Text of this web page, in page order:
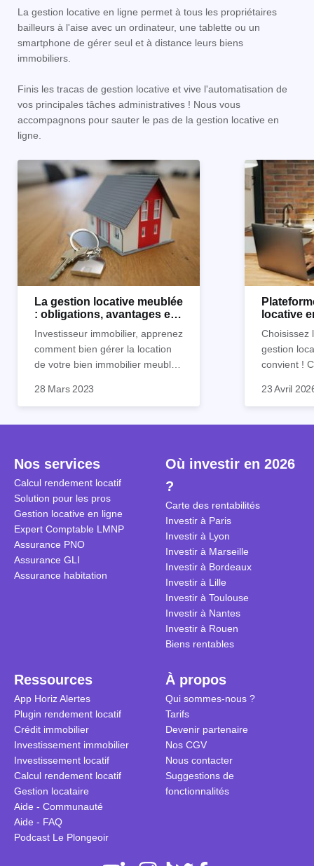
La gestion locative en ligne permet à tous les propriétaires
bailleurs à l'aise avec un ordinateur, une tablette ou un
smartphone de gérer seul et à distance leurs biens
immobiliers.
Finis les tracas de gestion locative et vive l'automatisation de
vos principales tâches administratives ! Nous vous
accompagnons pour sauter le pas de la gestion locative en
ligne.
La gestion locative meublée
: obligations, avantages et
Investisseur immobilier, apprenez
comment bien gérer la location
de votre bien immobilier meublé !
obligations en tant que
inconvénients présente ce type
28 Mars 2023
locative
Choisissez
gestion
convient !
découvrez
23 Avril
Nos services
Calcul rendement locatif
Solution pour les pros
Gestion locative en ligne
Expert Comptable LMNP
Assurance PNO
Assurance GLI
Assurance habitation
Où investir en 2026
?
Carte des rentabilités
Investir à Paris
Investir à Lyon
Investir à Marseille
Investir à Bordeaux
Investir à Lille
Investir à Toulouse
Investir à Nantes
Investir à Rouen
Biens rentables
Ressources
App Horiz Alertes
Plugin rendement locatif
Crédit immobilier
Investissement immobilier
Investissement locatif
Calcul rendement locatif
Gestion locataire
Aide - Communauté
Aide - FAQ
Podcast Le Plongeoir
À propos
Qui sommes-nous ?
Tarifs
Devenir partenaire
Nos CGV
Nous contacter
Suggestions de
fonctionnalités